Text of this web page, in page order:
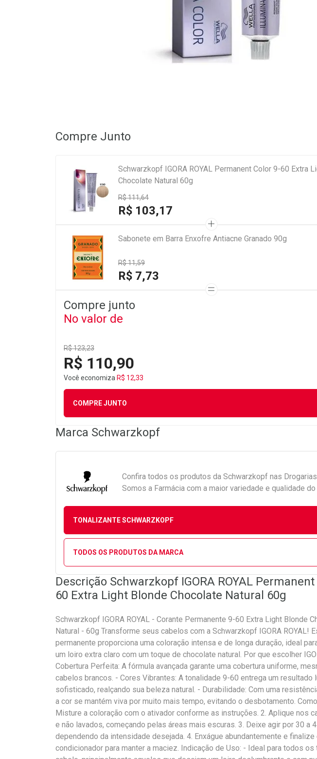
Compre Junto
Schwarzkopf IGORA ROYAL Permanent Color 9-60 Extra
Chocolate Natural 60g
R$ 111,64
R$ 103,17
Sabonete em Barra Enxofre Antiacne Granado 90g
R$ 11,59
R$ 7,73
Compre junto
No valor de
R$ 123,23
R$ 110,90
Você economiza R$ 12,33
COMPRE JUNTO
Marca Schwarzkopf
Confira todos os produtos da Schwarzkopf nas
Somos a Farmácia com a maior variedade e qualidade do
TONALIZANTE SCHWARZKOPF
TODOS OS PRODUTOS DA MARCA
Descrição Schwarzkopf IGORA ROYAL
60 Extra Light Blonde Chocolate Natural 60g
Schwarzkopf IGORA ROYAL - Corante Permanente 9-60 Extra Light Blonde
Natural - 60g Transforme seus cabelos com a Schwarzkopf IGORA ROYAL!
permanente proporciona uma coloração intensa e de longa duração, ideal
um loiro extra claro com um toque de chocolate natural. Por que escolher
Cobertura Perfeita: A fórmula avançada garante uma cobertura uniforme,
cabelos brancos. - Cores Vibrantes: A tonalidade 9-60 entrega um resultado
sofisticado, realçando sua beleza natural. - Durabilidade: Com uma
a cor se mantém viva por muito mais tempo, evitando o desbotamento.
Misture a coloração com o ativador conforme as instruções. 2. Aplique nos
e não lavados, começando pelas áreas mais escuras. 3. Deixe agir por 30 a
dependendo da intensidade desejada. 4. Enxágue abundantemente e finalize
condicionador para manter a maciez. Indicação de Uso: - Ideal para todos